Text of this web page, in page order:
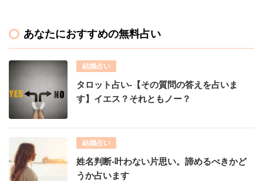
あなたにおすすめの無料占い
結婚占い
タロット占い-【その質問の答えを占いま
す】イエス？それともノー？
結婚占い
姓名判断-叶わない片思い。諦めるべきかど
うか占います